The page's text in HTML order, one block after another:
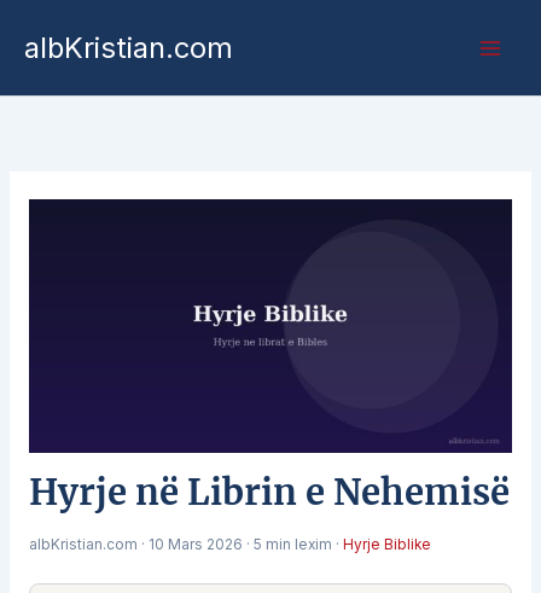
albKristian.com
Hyrje në Librin e Nehemisë
albKristian.com · 10 Mars 2026 · 5 min lexim · Hyrje Biblike